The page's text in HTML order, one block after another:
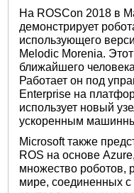
На ROSCon 2018 в
демонстрирует
использующего
Melodic Morenia.
ближайшего
Работает он под
Enterprise на
использует новый
ускоренным
Microsoft также
ROS на основе
множество роботов,
мире, соединенных